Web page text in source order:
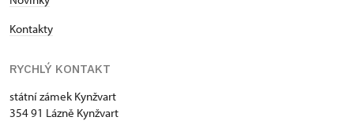
Kontakty
RYCHLÝ KONTAKT
státní zámek Kynžvart
354 91 Lázně Kynžvart